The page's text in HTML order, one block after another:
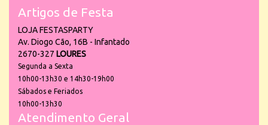
Artigos de Festa
LOJA FESTASPARTY
Av. Diogo Cão, 16B - Infantado
2670-327 LOURES
Segunda a Sexta
10h00-13h30 e 14h30-19h00
Sábados e Feriados
10h00-13h30
Atendimento Geral